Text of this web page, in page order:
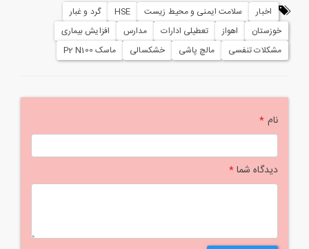
اخبار سلامت ایمنی و محیط زیست HSE
گرد و غبار
خوزستان
اهواز تعطیلی ادارات مدارس
افزایش بیماری
مشکلات تنفسی
مالچ پاشی خشکسالی ماسک P2 N100
نام*
دیدگاه شما*